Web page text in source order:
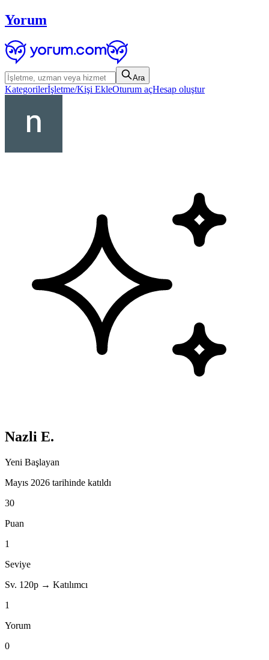
Yorum
Ara
Kategorilerİşletme/Kişi EkleOturum açHesap oluştur
Nazli E.
Yeni Başlayan
Mayıs 2026 tarihinde katıldı
30
Puan
1
Seviye
Sv. 1 20p → Katılımcı
1
Yorum
0